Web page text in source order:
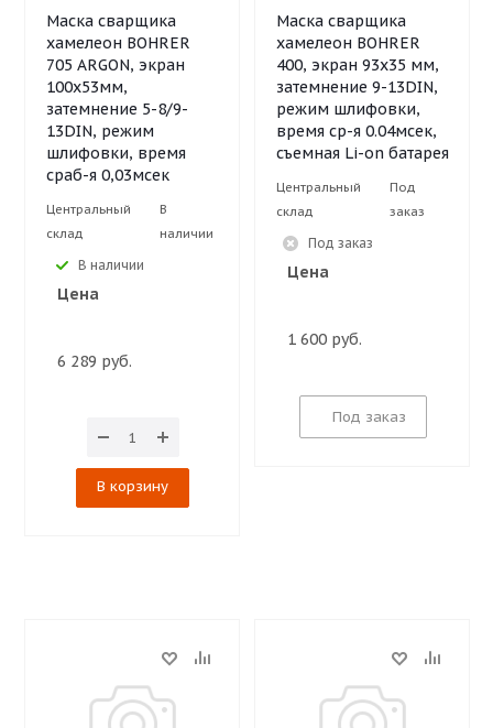
Маска сварщика
хамелеон BOHRER
705 ARGON, экран
100х53мм,
затемнение 5-8/9-
13DIN, режим
шлифовки, время
сраб-я 0,03мсек
Центральный
склад
В
наличии
В наличии
Цена
6 289 руб.
В корзину
Маска сварщика
хамелеон BOHRER
400, экран 93х35 мм,
затемнение 9-13DIN,
режим шлифовки,
время ср-я 0.04мсек,
съемная Li-on батарея
Центральный
склад
Под
заказ
Под заказ
Цена
1 600 руб.
Под заказ